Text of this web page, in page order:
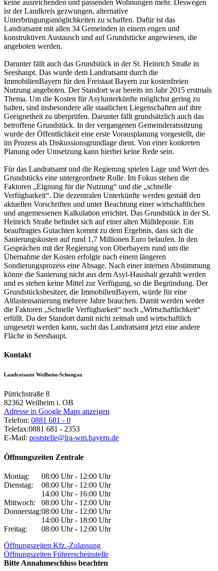
keine ausreichenden und passenden Wohnungen mehr. Deswegen
ist der Landkreis gezwungen, alternative
Unterbringungsmöglichkeiten zu schaffen. Dafür ist das
Landratsamt mit allen 34 Gemeinden in einem engen und
konstruktiven Austausch und auf Grundstücke angewiesen, die
angeboten werden.
Darunter fällt auch das Grundstück in der St. Heinrich Straße in
Seeshaupt. Das wurde dem Landratsamt durch die
ImmobilienBayern für den Freistaat Bayern zur kostenfreien
Nutzung angeboten. Der Standort war bereits im Jahr 2015 erstmals
Thema. Um die Kosten für Asylunterkünfte möglichst gering zu
halten, sind insbesondere alle staatlichen Liegenschaften auf ihre
Geeignetheit zu überprüfen. Darunter fällt grundsätzlich auch das
betroffene Grundstück. In der vergangenen Gemeinderatssitzung
wurde der Öffentlichkeit eine erste Vorausplanung vorgestellt, die
im Prozess als Diskussionsgrundlage dient. Von einer konkreten
Planung oder Umsetzung kann hierbei keine Rede sein.
Für das Landratsamt und die Regierung spielen Lage und Wert des
Grundstücks eine untergeordnete Rolle. Im Fokus stehen die
Faktoren „Eignung für die Nutzung“ und die „schnelle
Verfügbarkeit“. Die dezentralen Unterkünfte werden gemäß den
aktuellen Vorschriften und unter Beachtung einer wirtschaftlichen
und angemessenen Kalkulation errichtet. Das Grundstück in der St.
Heinrich Straße befindet sich auf einer alten Mülldeponie. Ein
beauftragtes Gutachten kommt zu dem Ergebnis, dass sich die
Sanierungskosten auf rund 1,7 Millionen Euro belaufen. In den
Gesprächen mit der Regierung von Oberbayern rund um die
Übernahme der Kosten erfolgte nach einem längeren
Sondierungsprozess eine Absage. Nach einer internen Abstimmung
könne die Sanierung nicht aus dem Asyl-Haushalt gezahlt werden
und es stehen keine Mittel zur Verfügung, so die Begründung. Der
Grundstücksbesitzer, die ImmobilienBayern, würde für eine
Altlastensanierung mehrere Jahre brauchen. Damit werden weder
die Faktoren „Schnelle Verfügbarkeit“ noch „Wirtschaftlichkeit“
erfüllt. Da der Standort damit nicht zeitnah und wirtschaftlich
umgesetzt werden kann, sucht das Landratsamt jetzt eine andere
Fläche in Seeshaupt.
Kontakt
Landratsamt Weilheim-Schongau
Pütrichstraße 8
82362 Weilheim i. OB
Adresse in Google Maps anzeigen
Telefon: 0881 681 - 0
Telefax:0881 681 - 2353
E-Mail: poststelle@lra-wm.bayern.de
Öffnungszeiten Zentrale
Montag:
08:00 Uhr - 12:00 Uhr
Dienstag:
08:00 Uhr - 12:00 Uhr
14:00 Uhr - 16:00 Uhr
Mittwoch:
08:00 Uhr - 12:00 Uhr
Donnerstag:08:00 Uhr - 12:00 Uhr
14:00 Uhr - 18:00 Uhr
Freitag:
08:00 Uhr - 12:00 Uhr
Öffnungszeiten Kfz.-Zulassung
Öffnungszeiten Führerscheinstelle
Bitte Annahmeschluss beachten